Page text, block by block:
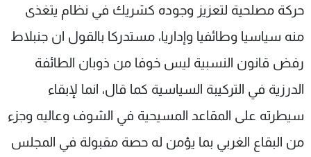
حركة مصلحية لتعزيز وجوده كشريك في نظام يتغذى
منه سياسيا وطائفيا وإداريا، مستدركا بالقول ان جنبلاط
رفض قانون النسبية ليس خوفا من ذوبان الطائفة
الدرزية في التركيبة السياسية كما قال، انما لإبقاء
سيطرته على المقاعد المسيحية في الشوف وعاليه وجزء
من البقاع الغربي بما يؤمن له حصة مقبولة في المجلس